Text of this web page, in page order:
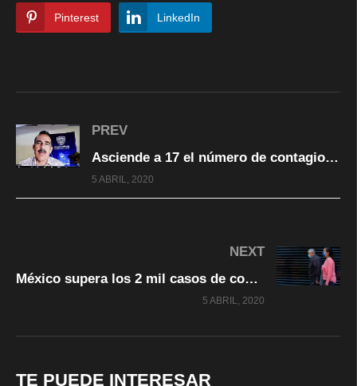
Pinterest LinkedIn
PREV
Asciende a 17 el número de contagios confirmados por COVID-19 en Chihuahua
5 ABRIL, 2020
NEXT
México supera los 2 mil casos de covid-19; hay 94 muertos
5 ABRIL, 2020
TE PUEDE INTERESAR